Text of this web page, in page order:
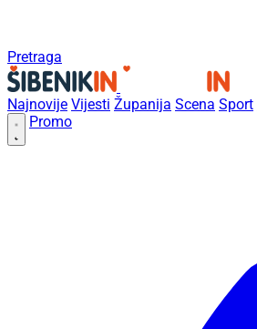
Pretraga
Najnovije Vijesti Županija Scena Sport
Promo